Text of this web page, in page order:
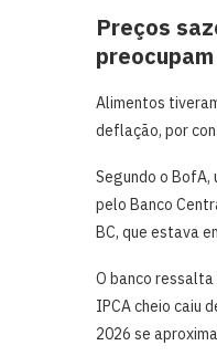
Preços
preocupam
Alimentos
deflação, por
Segundo o
pelo Banco
BC, que estava
O banco
IPCA cheio caiu
2026 se